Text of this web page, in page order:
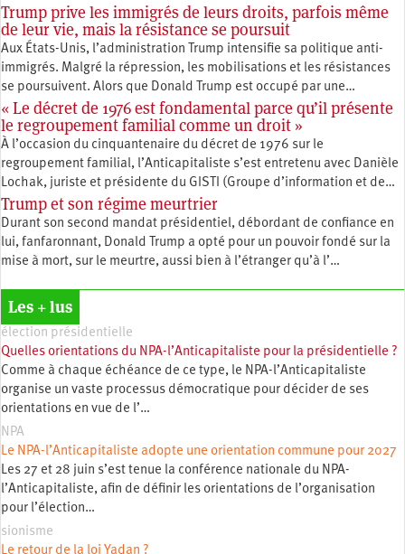
Trump prive les immigrés de leurs droits, parfois même
de leur vie, mais la résistance se poursuit
Aux États-Unis, l’administration Trump intensifie sa politique anti-
immigrés. Malgré la répression, les mobilisations et les résistances
se poursuivent. Alors que Donald Trump est occupé par une…
« Le décret de 1976 est fondamental parce qu’il présente
le regroupement familial comme un droit »
À l’occasion du cinquantenaire du décret de 1976 sur le
regroupement familial, l’Anticapitaliste s’est entretenu avec Danièle
Lochak, juriste et présidente du GISTI (Groupe d’information et de…
Trump et son régime meurtrier
Durant son second mandat présidentiel, débordant de confiance en
lui, fanfaronnant, Donald Trump a opté pour un pouvoir fondé sur la
mise à mort, sur le meurtre, aussi bien à l’étranger qu’à l’…
Les + lus
élection présidentielle
Quelles orientations du NPA-l’Anticapitaliste pour la présidentielle ?
Comme à chaque échéance de ce type, le NPA-l’Anticapitaliste
organise un vaste processus démocratique pour décider de ses
orientations en vue de l’…
NPA
Le NPA-l’Anticapitaliste adopte une orientation commune pour 2027
Les 27 et 28 juin s’est tenue la conférence nationale du NPA-
l’Anticapitaliste, afin de définir les orientations de l’organisation
pour l’élection…
sionisme
Le retour de la loi Yadan ?